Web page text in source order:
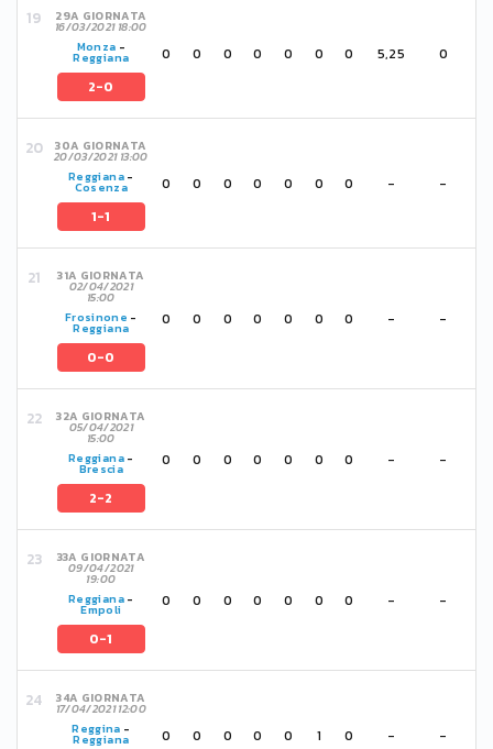
29A GIORNATA
16/03/2021 18:00
Monza -
Reggiana
2-0
0 0 0 0 0 0 0 5,25 0
30A GIORNATA
20/03/2021 13:00
Reggiana-
Cosenza
1-1
0 0 0 0 0 0 0 - -
31A GIORNATA
02/04/2021
15:00
Frosinone -
Reggiana
0-0
0 0 0 0 0 0 0 - -
32A GIORNATA
05/04/2021
15:00
Reggiana-
Brescia
2-2
0 0 0 0 0 0 0 - -
33A GIORNATA
09/04/2021
19:00
Reggiana-
Empoli
0-1
0 0 0 0 0 0 0 - -
34A GIORNATA
17/04/2021 12:00
Reggina -
Reggiana 0 0 0 0 0 1 0 - -